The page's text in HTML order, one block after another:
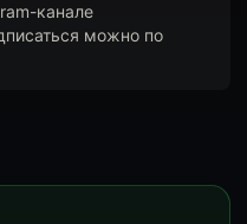
канале
можно по